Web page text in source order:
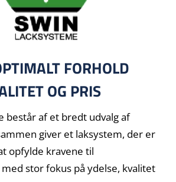
FORHOLD
OG PRIS
består af et bredt udvalg af
giver et laksystem, der er
opfylde kravene til
stor fokus på ydelse, kvalitet